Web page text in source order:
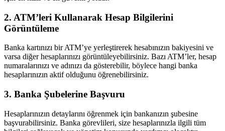
2. ATM’leri Kullanarak Hesap Bilgilerini
Görüntüleme
Banka kartınızı bir ATM’ye yerleştirerek hesabınızın bakiyesini ve
varsa diğer hesaplarınızı görüntüleyebilirsiniz. Bazı ATM’ler, hesap
numaralarınızı ve adınızı da gösterebilir, böylece hangi banka
hesaplarınızın aktif olduğunu öğrenebilirsiniz.
3. Banka Şubelerine Başvuru
Hesaplarınızın detaylarını öğrenmek için bankanızın şubesine
başvurabilirsiniz. Banka görevlileri, size hesaplarınızla ilgili tüm